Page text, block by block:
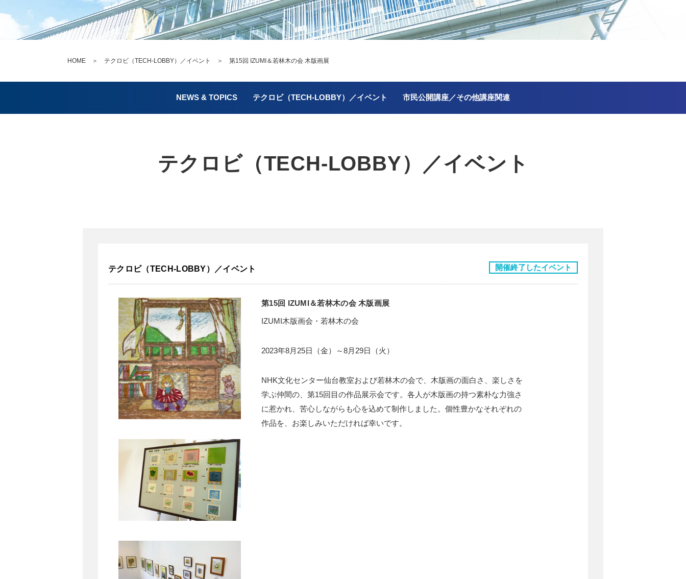
HOME ＞ テクロビ（TECH-LOBBY）／イベント ＞ 第15回 IZUMI＆若林木の会 木版画展
NEWS & TOPICS テクロビ（TECH-LOBBY）／イベント 市民公開講座／その他講座関連
テクロビ（TECH-LOBBY）／イベント
テクロビ（TECH-LOBBY）／イベント 開催終了したイベント
第15回 IZUMI＆若林木の会 木版画展
IZUMI木版画会・若林木の会
2023年8月25日（金）～8月29日（火）
NHK文化センター仙台教室および若林木の会で、木版画の面白さ、楽しさを
学ぶ仲間の、第15回目の作品展示会です。各人が木版画の持つ素朴な力強さ
に惹かれ、苦心しながらも心を込めて制作しました。個性豊かなそれぞれの
作品を、お楽しみいただければ幸いです。